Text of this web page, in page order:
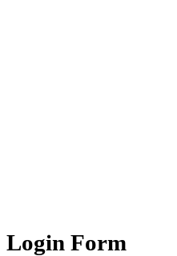
Login Form